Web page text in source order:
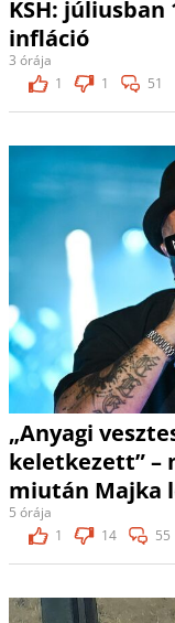
KSH: júliusban
infláció
3 órája
1
1 51
„Anyagi
keletkezett” –
miután Majka
5 órája
1
14 55